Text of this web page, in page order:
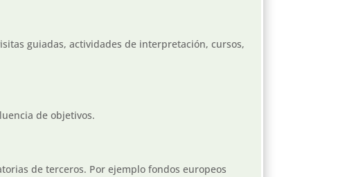
guiadas, actividades de interpretación, cursos,
de objetivos.
de terceros. Por ejemplo fondos europeos